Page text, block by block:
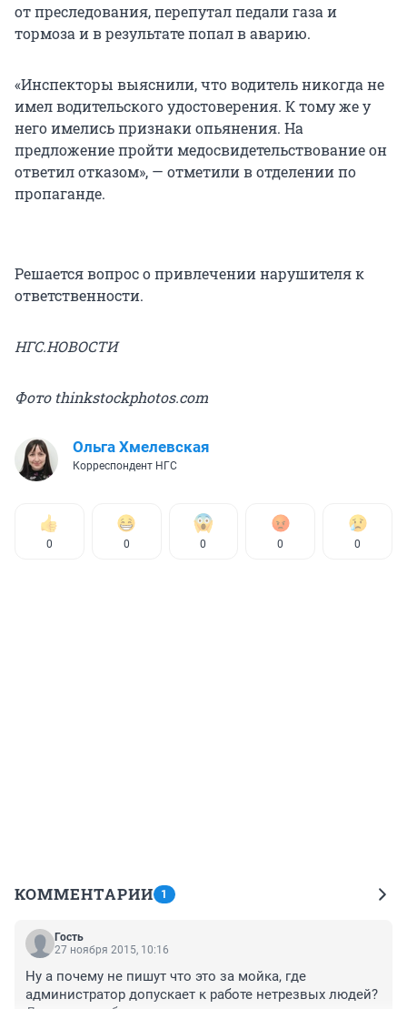
от преследования, перепутал педали газа и
тормоза и в результате попал в аварию.
«Инспекторы выяснили, что водитель никогда не
имел водительского удостоверения. К тому же у
него имелись признаки опьянения. На
предложение пройти медосвидетельствование он
ответил отказом», — отметили в отделении по
пропаганде.
Решается вопрос о привлечении нарушителя к
ответственности.
НГС.НОВОСТИ
Фото thinkstockphotos.com
Ольга Хмелевская
Корреспондент НГС
0 0 0 0 0
КОММЕНТАРИИ 1
Гость
27 ноября 2015, 10:16
Ну а почему не пишут что это за мойка, где
администратор допускает к работе нетрезвых людей?